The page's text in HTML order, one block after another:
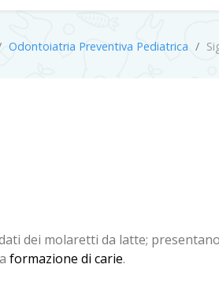
Odontoiatria Preventiva Pediatrica
dei molaretti da latte;
formazione di carie.